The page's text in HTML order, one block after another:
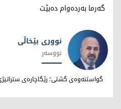
گەرما بەردەوام دەبێت
نووری بێخاڵی
نووری بێخاڵی
نووسەر
گواستنەوەی گشتی؛ رێگاچارەی